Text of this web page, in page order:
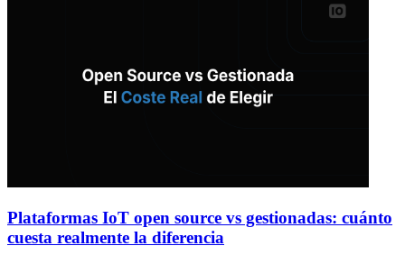
Plataformas IoT open source vs gestionadas: cuánto
cuesta realmente la diferencia